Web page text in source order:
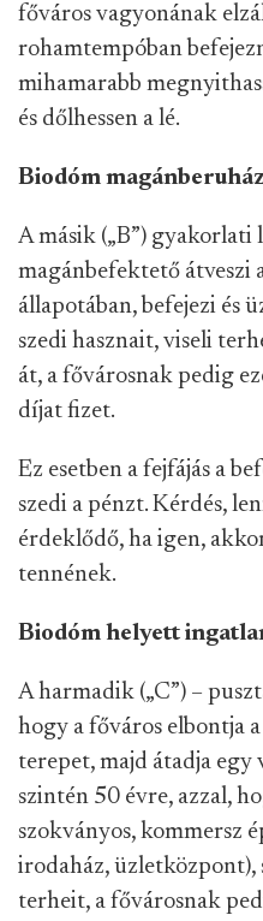
főváros vagyonának
rohamtempóban
mihamarabb
és dőlhessen a lé.
Biodóm
A másik („B”) gyakorlati
magánbefektető átveszi
állapotában, befejezi és
szedi hasznait, viseli
át, a fővárosnak pedig
díjat fizet.
Ez esetben a fejfájás a
szedi a pénzt. Kérdés,
érdeklődő, ha igen,
tennének.
Biodóm helyett
A harmadik („C”) –
hogy a főváros elbontja
terepet, majd átadja
szintén 50 évre, azzal,
szokványos, kommersz
irodaház, üzletközpont),
terheit, a fővárosnak